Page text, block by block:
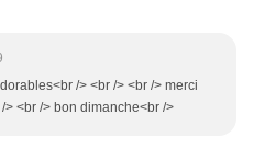
/> <br /> <br /> merci
<br /> bon dimanche<br />